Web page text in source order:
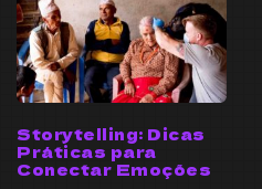
Storytelling: Dicas
Práticas para
Conectar Emoções